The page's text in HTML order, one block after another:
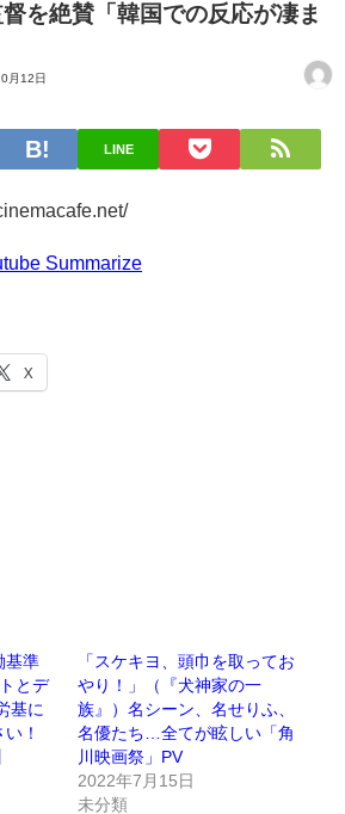
を絶賛「韓国での反応が凄ま
月12日
LINE
Summarize
X
基準
とデ
基に
！
「スケキヨ、頭巾を取ってお
やり！」（『犬神家の一
族』）名シーン、名せりふ、
名優たち…全てが眩しい「角
川映画祭」PV
2022年7月15日
未分類